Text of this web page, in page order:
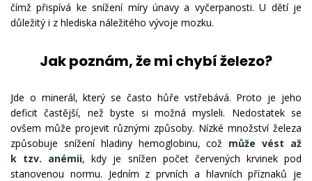
čímž přispívá ke snížení míry únavy a vyčerpanosti. U dětí je
důležitý i z hlediska náležitého vývoje mozku.
Jak poznám, že mi chybí železo?
Jde o minerál, který se často hůře vstřebává. Proto je jeho
deficit častější, než byste si možná mysleli. Nedostatek se
ovšem může projevit různými způsoby. Nízké množství železa
způsobuje snížení hladiny hemoglobinu, což může vést až
k tzv. anémii, kdy je snížen počet červených krvinek pod
stanovenou normu. Jedním z prvních a hlavních příznaků je